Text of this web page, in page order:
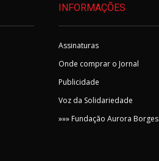
INFORMAÇÕES
Assinaturas
Onde comprar o Jornal
Publicidade
Voz da Solidariedade
»»» Fundação Aurora Borges